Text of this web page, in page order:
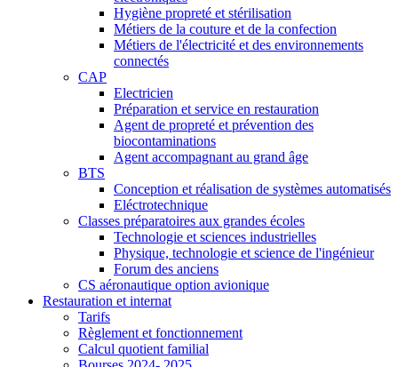
Hygiène propreté et stérilisation
Métiers de la couture et de la confection
Métiers de l'électricité et des environnements
connectés
CAP
Electricien
Préparation et service en restauration
Agent de propreté et prévention des
biocontaminations
Agent accompagnant au grand âge
BTS
Conception et réalisation de systèmes automatisés
Eléctrotechnique
Classes préparatoires aux grandes écoles
Technologie et sciences industrielles
Physique, technologie et science de l'ingénieur
Forum des anciens
CS aéronautique option avionique
Restauration et internat
Tarifs
Règlement et fonctionnement
Calcul quotient familial